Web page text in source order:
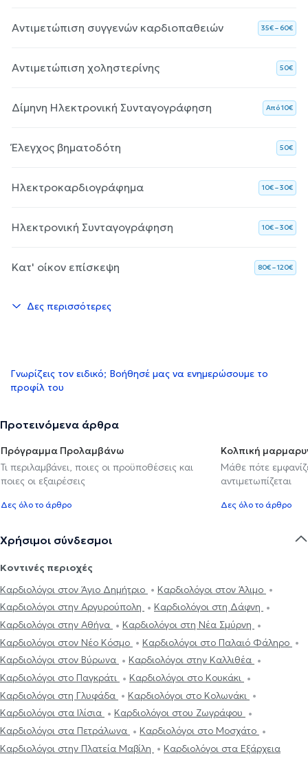
Αντιμετώπιση συγγενών καρδιοπαθειών 35€ – 60€
Αντιμετώπιση χοληστερίνης 50€
Δίμηνη Ηλεκτρονική Συνταγογράφηση Aπό 10€
Έλεγχος βηματοδότη 50€
Ηλεκτροκαρδιογράφημα 10€ – 30€
Ηλεκτρονική Συνταγογράφηση 10€ – 30€
Κατ' οίκον επίσκεψη 80€ – 120€
Δες περισσότερες
Γνωρίζεις τον ειδικό; Βοήθησέ μας να ενημερώσουμε το
προφίλ του
Προτεινόμενα άρθρα
Πρόγραμμα Προλαμβάνω
Τι περιλαμβάνει, ποιες οι προϋποθέσεις και
ποιες οι εξαιρέσεις
Δες όλο το άρθρο
Κολπική
Μάθε πότε
αντιμετωπίζεται
Δες όλο το άρθρο
Χρήσιμοι σύνδεσμοι
Κοντινές περιοχές
Καρδιολόγοι στον Άγιο Δημήτριο
Καρδιολόγοι στον Άλιμο
Καρδιολόγοι στην Αργυρούπολη
Καρδιολόγοι στη Δάφνη
Καρδιολόγοι στην Αθήνα
Καρδιολόγοι στη Νέα Σμύρνη
Καρδιολόγοι στον Νέο Κόσμο
Καρδιολόγοι στο Παλαιό Φάληρο
Καρδιολόγοι στον Βύρωνα
Καρδιολόγοι στην Καλλιθέα
Καρδιολόγοι στο Παγκράτι
Καρδιολόγοι στο Κουκάκι
Καρδιολόγοι στη Γλυφάδα
Καρδιολόγοι στο Κολωνάκι
Καρδιολόγοι στα Ιλίσια
Καρδιολόγοι στου Ζωγράφου
Καρδιολόγοι στα Πετράλωνα
Καρδιολόγοι στο Μοσχάτο
Καρδιολόγοι στην Πλατεία Μαβίλη
Καρδιολόγοι στα Εξάρχεια